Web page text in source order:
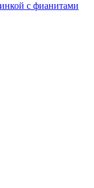
с фианитами